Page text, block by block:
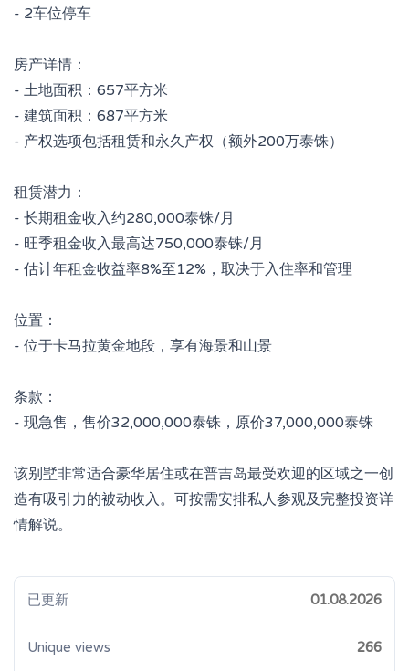
- 2车位停车
房产详情：
- 土地面积：657平方米
- 建筑面积：687平方米
- 产权选项包括租赁和永久产权（额外200万泰铢）
租赁潜力：
- 长期租金收入约280,000泰铢/月
- 旺季租金收入最高达750,000泰铢/月
- 估计年租金收益率8%至12%，取决于入住率和管理
位置：
- 位于卡马拉黄金地段，享有海景和山景
条款：
- 现急售，售价32,000,000泰铢，原价37,000,000泰铢
该别墅非常适合豪华居住或在普吉岛最受欢迎的区域之一创
造有吸引力的被动收入。可按需安排私人参观及完整投资详
情解说。
已更新 01.08.2026
Unique views 266